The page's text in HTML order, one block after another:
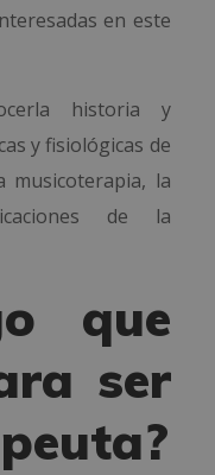
en este
historia y
y fisiológicas de
musicoterapia, la
de la
que
ser